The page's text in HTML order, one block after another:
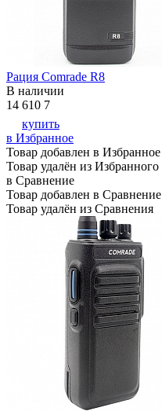
Рация Comrade R8
В наличии
14 610 7
купить
в Избранное
Товар добавлен в Избранное
Товар удалён из Избранного
в Сравнение
Товар добавлен в Сравнение
Товар удалён из Сравнения